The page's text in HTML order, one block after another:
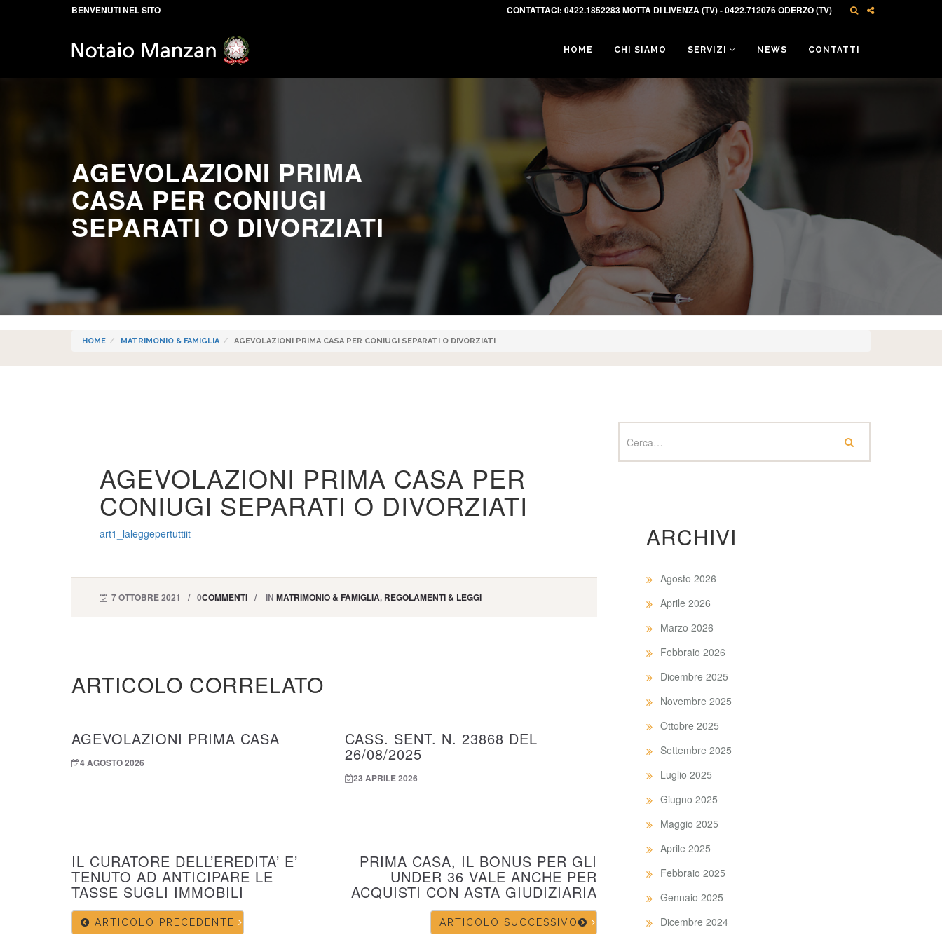
BENVENUTI NEL SITO CONTATTACI: 0422.1852283 MOTTA DI LIVENZA (TV) - 0422.712076 ODERZO (TV)
HOME CHI SIAMO SERVIZI NEWS CONTATTI
AGEVOLAZIONI PRIMA
CASA PER CONIUGI
SEPARATI O DIVORZIATI
HOME MATRIMONIO & FAMIGLIA AGEVOLAZIONI PRIMA CASA PER CONIUGI SEPARATI O DIVORZIATI
AGEVOLAZIONI PRIMA CASA PER
CONIUGI SEPARATI O DIVORZIATI
art1_laleggepertuttiit
7 OTTOBRE 2021 0COMMENTI IN MATRIMONIO & FAMIGLIA, REGOLAMENTI & LEGGI
ARTICOLO CORRELATO
AGEVOLAZIONI PRIMA CASA
4 AGOSTO 2026
CASS. SENT. N. 23868 DEL
26/08/2025
23 APRILE 2026
IL CURATORE DELL’EREDITA’ E’
TENUTO AD ANTICIPARE LE
TASSE SUGLI IMMOBILI
ARTICOLO PRECEDENTE
PRIMA CASA, IL BONUS PER GLI
UNDER 36 VALE ANCHE PER
ACQUISTI CON ASTA GIUDIZIARIA
ARTICOLO SUCCESSIVO
ARCHIVI
Agosto 2026
Aprile 2026
Marzo 2026
Febbraio 2026
Dicembre 2025
Novembre 2025
Ottobre 2025
Settembre 2025
Luglio 2025
Giugno 2025
Maggio 2025
Aprile 2025
Febbraio 2025
Gennaio 2025
Dicembre 2024